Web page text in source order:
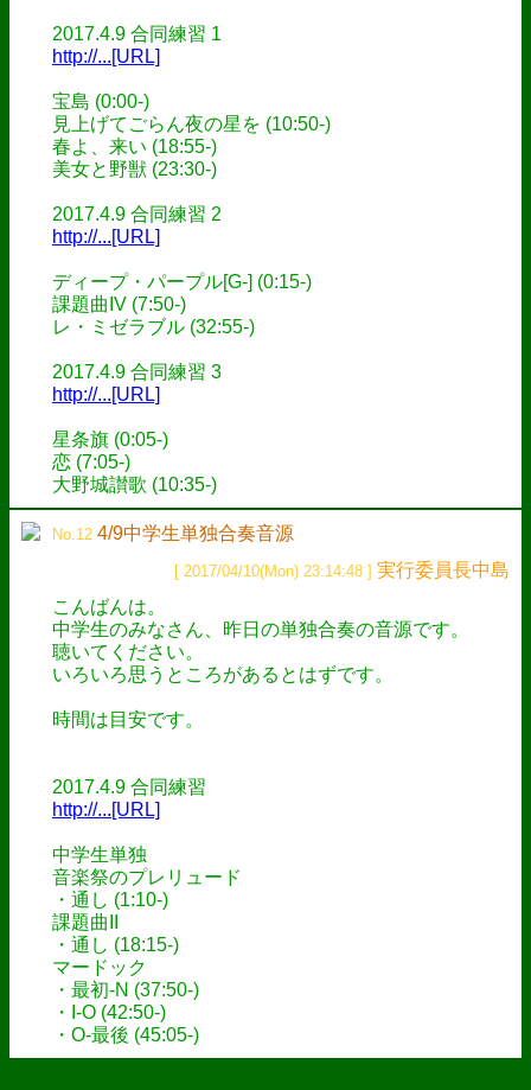
2017.4.9 合同練習 1
http://...[URL]
宝島 (0:00-)
見上げてごらん夜の星を (10:50-)
春よ、来い (18:55-)
美女と野獣 (23:30-)
2017.4.9 合同練習 2
http://...[URL]
ディープ・パープル[G-] (0:15-)
課題曲IV (7:50-)
レ・ミゼラブル (32:55-)
2017.4.9 合同練習 3
http://...[URL]
星条旗 (0:05-)
恋 (7:05-)
大野城讃歌 (10:35-)
No.12 4/9中学生単独合奏音源
[ 2017/04/10(Mon) 23:14:48 ] 実行委員長中島
こんばんは。
中学生のみなさん、昨日の単独合奏の音源です。
聴いてください。
いろいろ思うところがあるとはずです。
時間は目安です。
2017.4.9 合同練習
http://...[URL]
中学生単独
音楽祭のプレリュード
・通し (1:10-)
課題曲II
・通し (18:15-)
マードック
・最初‐N (37:50-)
・I‐O (42:50-)
・O‐最後 (45:05-)